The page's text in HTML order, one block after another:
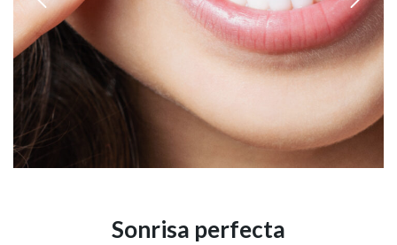
Sonrisa perfecta